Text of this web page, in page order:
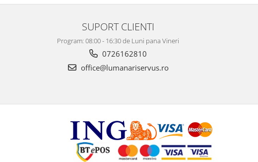
SUPORT CLIENTI
Program: 08:00 - 16:30 de Luni pana Vineri
0726162810
office@lumanariservus.ro